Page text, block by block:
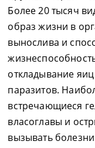
Более 20 тысяч
образ жизни в
вынослива и
откладывание
паразитов.
встречающиеся
власоглавы и
вызывать